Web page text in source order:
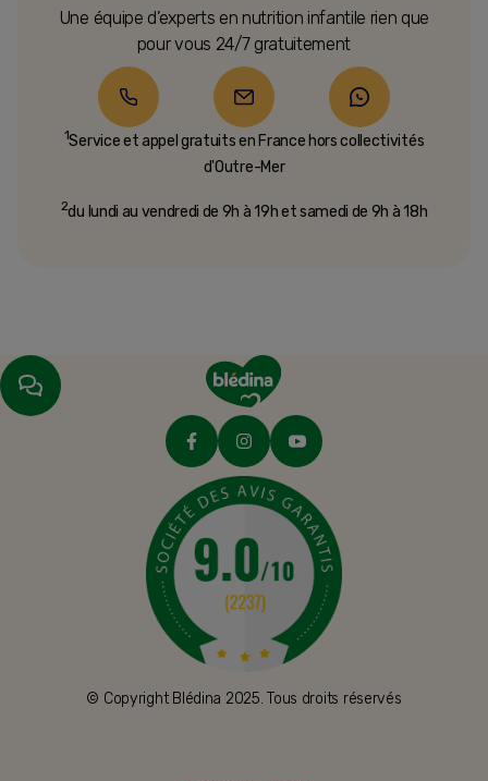
Une équipe d’experts en nutrition infantile rien que
pour vous 24/7 gratuitement
1Service et appel gratuits en France hors collectivités
d'Outre-Mer​
2du lundi au vendredi de 9h à 19h et samedi de 9h à 18h
© Copyright Blédina 2025. Tous droits réservés